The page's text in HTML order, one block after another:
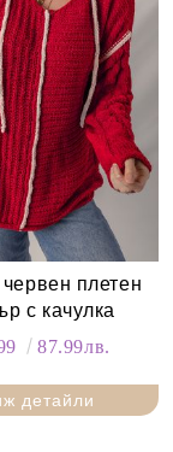
плетен
с качулка
87.99лв.
детайли